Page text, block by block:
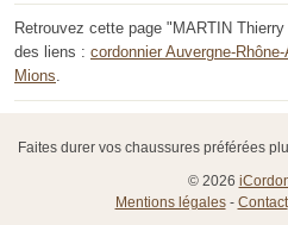
Retrouvez cette page "MARTIN
des liens : cordonnier Auvergne-
Mions.
Faites durer vos chaussures préférées
© 2026
Mentions légales- Contact